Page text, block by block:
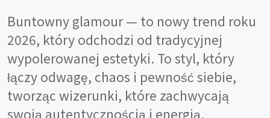
Buntowny glamour — to nowy trend roku
2026, który odchodzi od tradycyjnej
wypolerowanej estetyki. To styl, który
łączy odwagę, chaos i pewność siebie,
tworząc wizerunki, które zachwycają
swoją autentycznością i energią.